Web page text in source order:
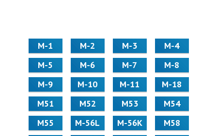
М-1 М-2 М-3
М-4
М-5
М-6 М-7
М-8
М-9
М-10 М-11
М-18
М51
М52 М53
М54
М55
M-56L M-56K
М58